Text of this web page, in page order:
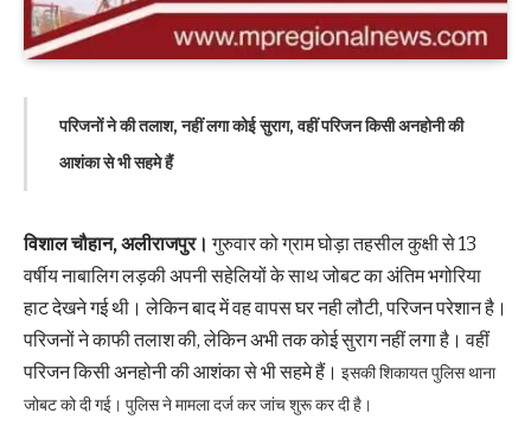
परिजनों ने की तलाश, नहीं लगा कोई सुराग, वहीं परिजन किसी अनहोनी की
आशंका से भी सहमे हैं
विशाल चौहान, अलीराजपुर। गुरुवार को ग्राम घोड़ा तहसील कुक्षी से 13
वर्षीय नाबालिग लड़की अपनी सहेलियों के साथ जोबट का अंतिम भगोरिया
हाट देखने गई थी। लेकिन बाद में वह वापस घर नही लौटी, परिजन परेशान है।
परिजनों ने काफी तलाश की, लेकिन अभी तक कोई सुराग नहीं लगा है। वहीं
परिजन किसी अनहोनी की आशंका से भी सहमे हैं। इसकी ​शिकायत पुलिस थाना
जोबट को दी गई। पुलिस ने मामला दर्ज कर जांच शुरू कर दी है।